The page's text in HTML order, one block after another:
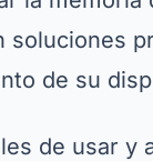
de su
de usar y